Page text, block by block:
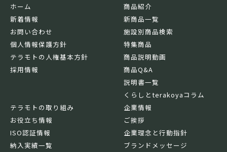
ホーム
新着情報
お問い合わせ
個人情報保護方針
テラモトの人権基本方針
採用情報
商品紹介
新商品一覧
施設別商品検索
特集商品
商品説明動画
商品Q&A
説明書一覧
くらしとterakoyaコラム
テラモトの取り組み
お役立ち情報
ISO認証情報
納入実績一覧
企業情報
ご挨拶
企業理念と行動指針
ブランドメッセージ